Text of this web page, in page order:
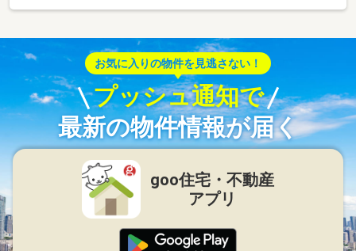
お気に入りの物件を見逃さない！
プッシュ通知で
最新の物件情報が届く
goo住宅・不動産
アプリ